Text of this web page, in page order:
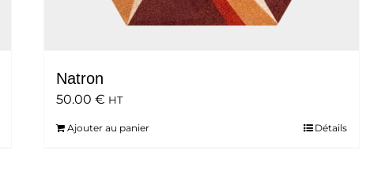
Natron
50.00 € HT
Ajouter au panier Détails